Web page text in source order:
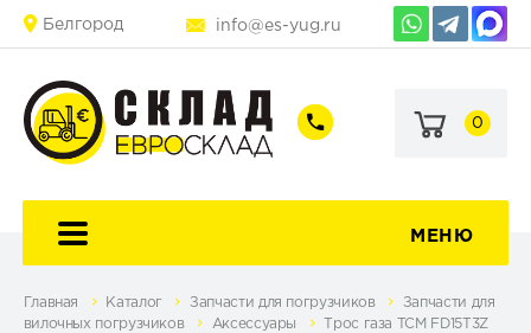
Белгород info@es-yug.ru
+7
60-
+7
69-
0
МЕНЮ
Главная Каталог Запчасти для погрузчиков
Запчасти для
вилочных погрузчиков
Аксессуары
Трос газа TCM FD15T3Z